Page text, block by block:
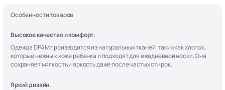
Особенности товаров
Высокое качество и комфорт.
Одежда DPAM производится из натуральных тканей, таких как хлопок,
которые нежны к коже ребенка и подходят для ежедневной носки. Она
сохраняет мягкость и яркость даже после частых стирок.
Яркий дизайн.